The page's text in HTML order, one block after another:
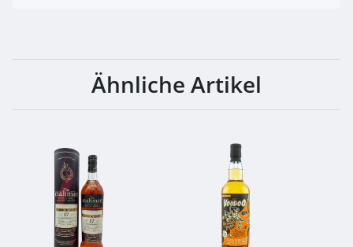
Ähnliche Artikel